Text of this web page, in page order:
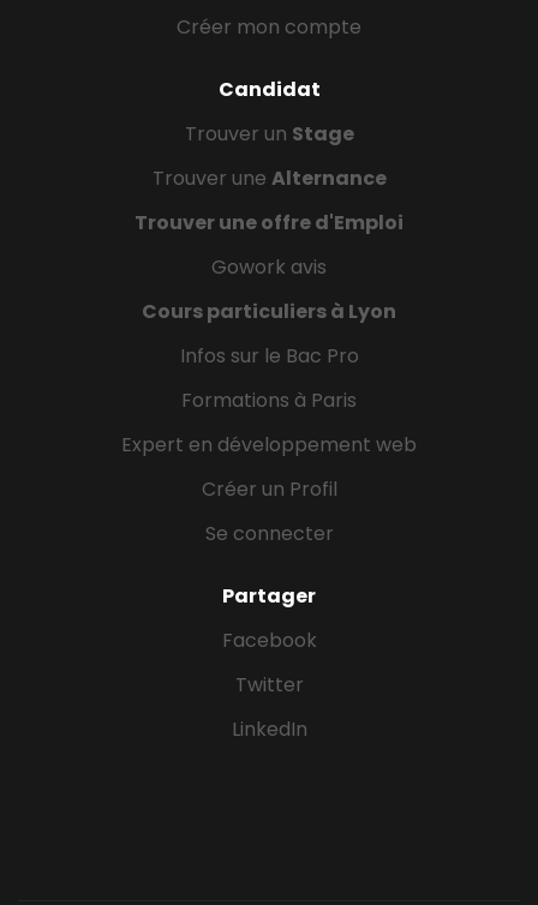
Créer mon compte
Candidat
Trouver un Stage
Trouver une Alternance
Trouver une offre d'Emploi
Gowork avis
Cours particuliers à Lyon
Infos sur le Bac Pro
Formations à Paris
Expert en développement web
Créer un Profil
Se connecter
Partager
Facebook
Twitter
LinkedIn